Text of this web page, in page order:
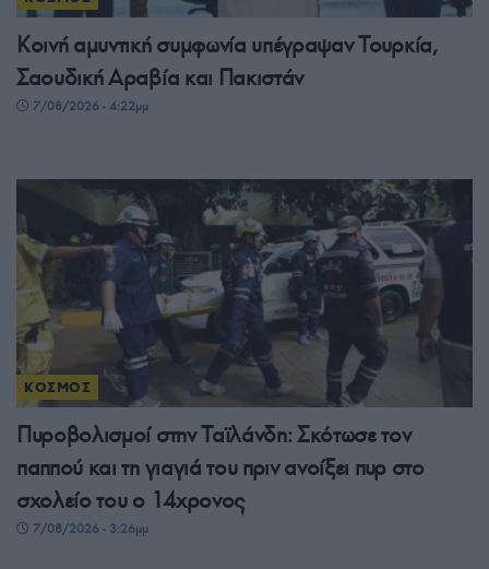
Κοινή αμυντική συμφωνία υπέγραψαν Τουρκία,
Σαουδική Αραβία και Πακιστάν
7/08/2026 - 4:22μμ
ΚΟΣΜΟΣ
Πυροβολισμοί στην Ταϊλάνδη: Σκότωσε τον
παππού και τη γιαγιά του πριν ανοίξει πυρ στο
σχολείο του ο 14χρονος
7/08/2026 - 3:26μμ